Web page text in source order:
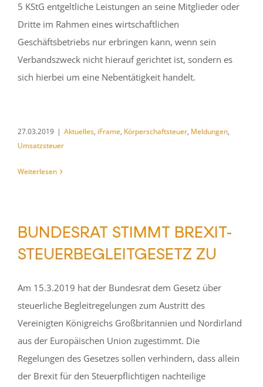
5 KStG entgeltliche Leistungen an seine Mitglieder oder
Dritte im Rahmen eines wirtschaftlichen
Geschäftsbetriebs nur erbringen kann, wenn sein
Verbandszweck nicht hierauf gerichtet ist, sondern es
sich hierbei um eine Nebentätigkeit handelt.
27.03.2019 | Aktuelles, iFrame, Körperschaftsteuer, Meldungen,
Umsatzsteuer
Weiterlesen
BUNDESRAT STIMMT BREXIT-
STEUERBEGLEITGESETZ ZU
Am 15.3.2019 hat der Bundesrat dem Gesetz über
steuerliche Begleitregelungen zum Austritt des
Vereinigten Königreichs Großbritannien und Nordirland
aus der Europäischen Union zugestimmt. Die
Regelungen des Gesetzes sollen verhindern, dass allein
der Brexit für den Steuerpflichtigen nachteilige